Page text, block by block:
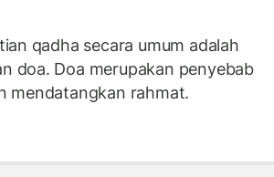
qadha secara umum adalah
doa. Doa merupakan penyebab
mendatangkan rahmat.